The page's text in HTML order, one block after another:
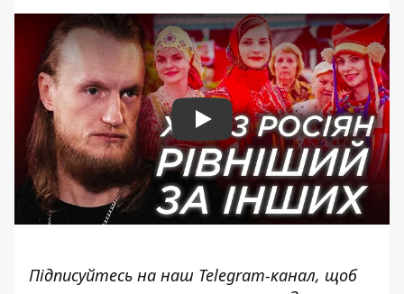
Play
Підписуйтесь на наш Telegram-канал, щоб